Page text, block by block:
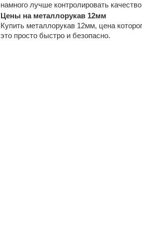
намного лучше контролировать
Цены на металлорукав 12мм
Купить металлорукав 12мм, цена
это просто быстро и безопасно.